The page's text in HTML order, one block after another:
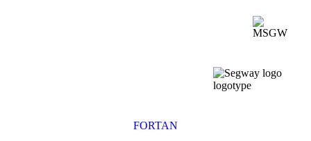
FORTAN